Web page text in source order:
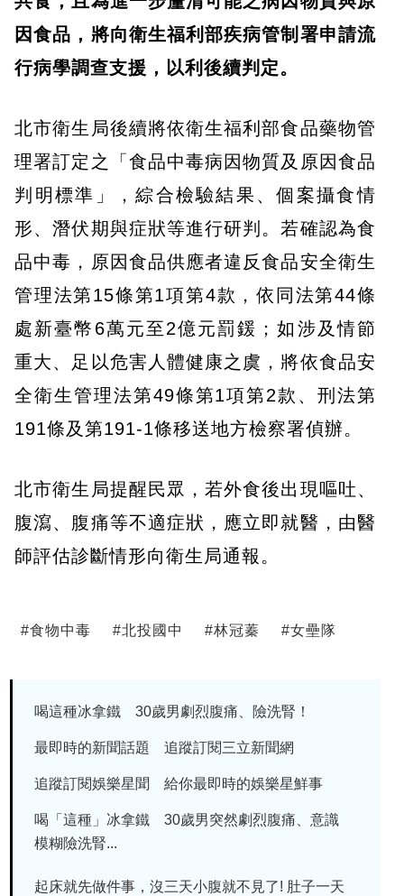
因食品，將向衛生福利部疾病管制署申請流
行病學調查支援，以利後續判定。
北市衛生局後續將依衛生福利部食品藥物管
理署訂定之「食品中毒病因物質及原因食品
判明標準」，綜合檢驗結果、個案攝食情
形、潛伏期與症狀等進行研判。若確認為食
品中毒，原因食品供應者違反食品安全衛生
管理法第15條第1項第4款，依同法第44條
處新臺幣6萬元至2億元罰鍰；如涉及情節
重大、足以危害人體健康之虞，將依食品安
全衛生管理法第49條第1項第2款、刑法第
191條及第191-1條移送地方檢察署偵辦。
北市衛生局提醒民眾，若外食後出現嘔吐、
腹瀉、腹痛等不適症狀，應立即就醫，由醫
師評估診斷情形向衛生局通報。
#食物中毒 #北投國中 #林冠蓁 #女壘隊
喝這種冰拿鐵 30歲男劇烈腹痛、險洗腎！
最即時的新聞話題 追蹤訂閱三立新聞網
追蹤訂閱娛樂星聞 給你最即時的娛樂星鮮事
喝「這種」冰拿鐵 30歲男突然劇烈腹痛、意識
模糊險洗腎...
起床就先做件事，沒三天小腹就不見了! 肚子一天